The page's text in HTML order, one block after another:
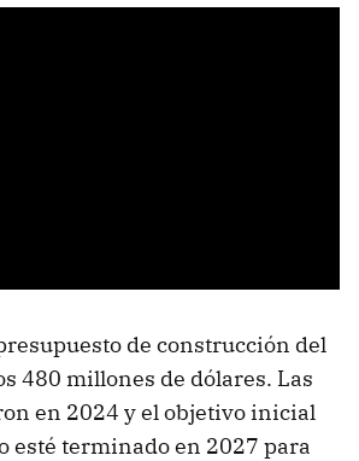
de construcción del
480 millones de dólares. Las
en 2024 y el objetivo inicial
esté terminado en 2027 para